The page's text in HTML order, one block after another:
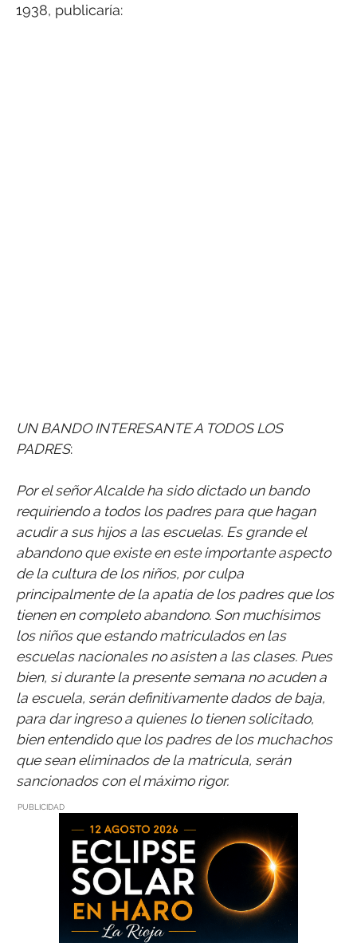
1938, publicaría:
UN BANDO INTERESANTE A TODOS LOS
PADRES:
Por el señor Alcalde ha sido dictado un bando
requiriendo a todos los padres para que hagan
acudir a sus hijos a las escuelas. Es grande el
abandono que existe en este importante aspecto
de la cultura de los niños, por culpa
principalmente de la apatía de los padres que los
tienen en completo abandono. Son muchísimos
los niños que estando matriculados en las
escuelas nacionales no asisten a las clases. Pues
bien, si durante la presente semana no acuden a
la escuela, serán definitivamente dados de baja,
para dar ingreso a quienes lo tienen solicitado,
bien entendido que los padres de los muchachos
que sean eliminados de la matrícula, serán
sancionados con el máximo rigor.
PUBLICIDAD